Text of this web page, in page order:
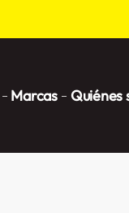
Marcas Quiénes